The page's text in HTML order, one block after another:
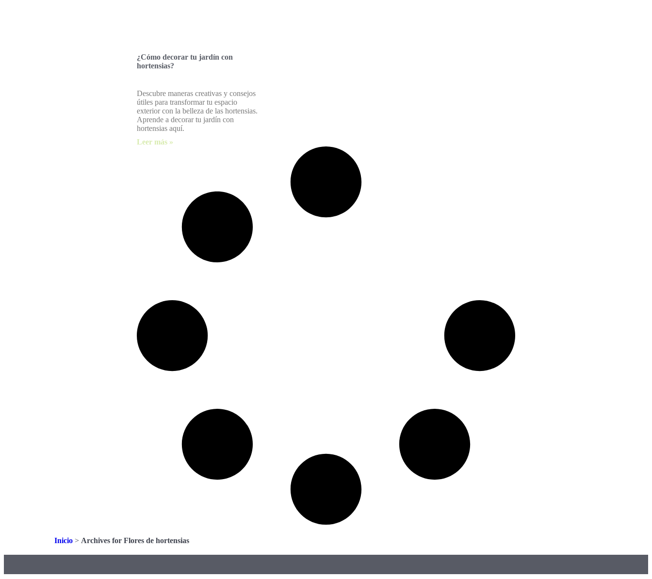
¿Cómo decorar tu jardín con
hortensias?
Descubre maneras creativas y consejos
útiles para transformar tu espacio
exterior con la belleza de las hortensias.
Aprende a decorar tu jardín con
hortensias aquí.
Leer más »
Inicio > Archives for Flores de hortensias